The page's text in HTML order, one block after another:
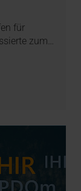
für
zum…